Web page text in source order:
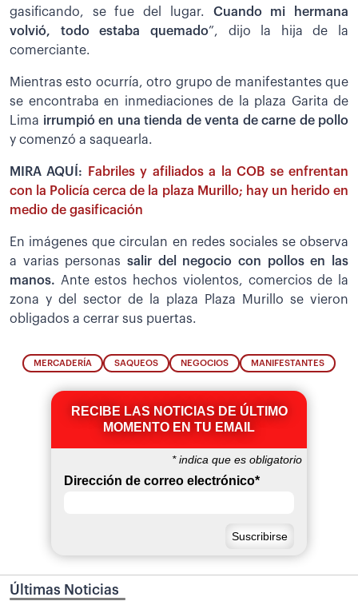
gasificando, se fue del lugar. Cuando mi hermana
volvió, todo estaba quemado”, dijo la hija de la
comerciante.
Mientras esto ocurría, otro grupo de manifestantes que
se encontraba en inmediaciones de la plaza Garita de
Lima irrumpió en una tienda de venta de carne de pollo
y comenzó a saquearla.
MIRA AQUÍ:
Fabriles y afiliados a la COB se enfrentan
con la Policía cerca de la plaza Murillo; hay un herido en
medio de gasificación
En imágenes que circulan en redes sociales se observa
a varias personas salir del negocio con pollos en las
manos. Ante estos hechos violentos, comercios de la
zona y del sector de la plaza Plaza Murillo se vieron
obligados a cerrar sus puertas.
MERCADERÍA SAQUEOS NEGOCIOS MANIFESTANTES
RECIBE LAS NOTICIAS DE ÚLTIMO
MOMENTO EN TU EMAIL
*indica que es obligatorio
Dirección de correo electrónico*
Últimas Noticias